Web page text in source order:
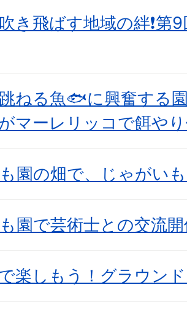
き飛ばす地域の絆❗第
ねる魚🐟に興奮する
マーレリッコで餌や
園の畑で、じゃがい
園で芸術士との交流
楽しもう！グラウン